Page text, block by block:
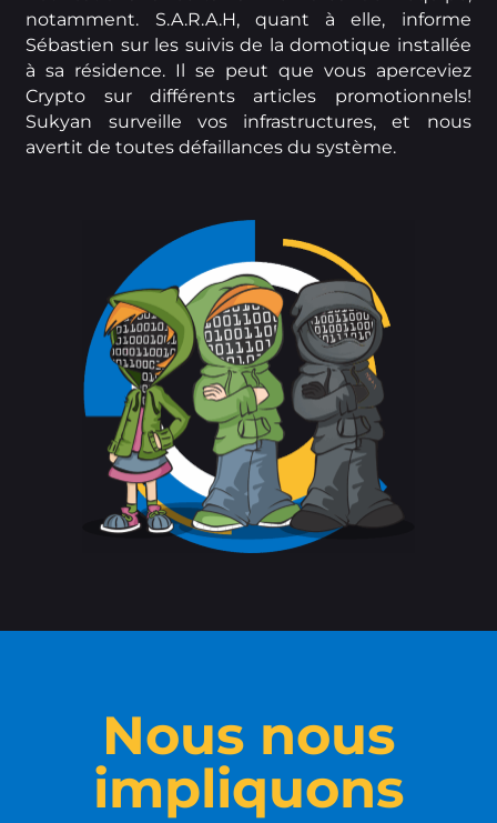
notamment. S.A.R.A.H, quant à elle, informe
Sébastien sur les suivis de la domotique installée
à sa résidence. Il se peut que vous aperceviez
Crypto sur différents articles promotionnels!
Sukyan surveille vos infrastructures, et nous
avertit de toutes défaillances du système.
Nous nous
impliquons